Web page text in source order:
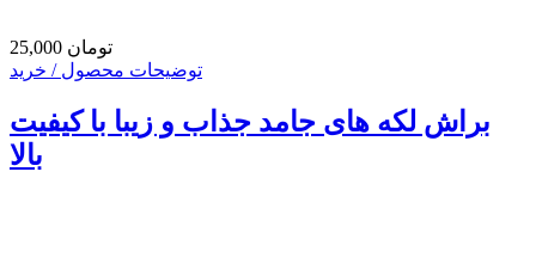
25,000 تومان
توضیحات محصول / خرید
براش لکه های جامد جذاب و زیبا با کیفیت
بالا